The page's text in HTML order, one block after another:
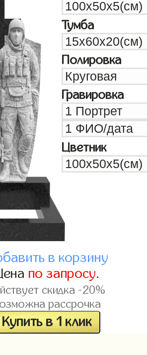
Тумба
Полировка
Гравировка
Цветник
в корзину
по запросу.
скидка -20%
рассрочка
Купить в 1 клик